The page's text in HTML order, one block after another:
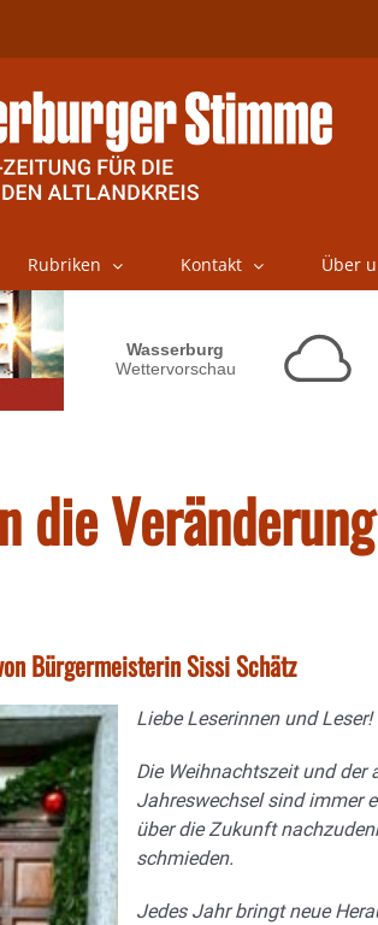
Rubriken Kontakt Über
die
Bürgermeisterin Sissi Schätz
Liebe Leserinnen und Leser!
Die Weihnachtszeit und der
Jahreswechsel sind immer
über die Zukunft
schmieden.
Jedes Jahr bringt neue